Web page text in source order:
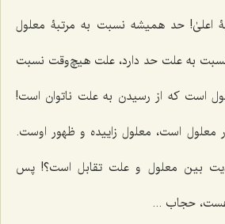
اعلیٰ! حد همیشه نسبت به مرتبۀ معلول
به علت حد دارد، علت هیچ‌وقت نسبت
است که از رسیدن به علت ناتوان است!
است، معلول زاییده و ظهور اوست.
بین معلول و علت تقابل است؟! پس
حجاب ...